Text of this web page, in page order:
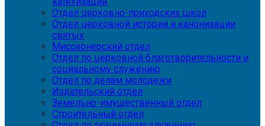
Отдел церковно-приходских школ
Отдел церковной истории и канонизации
святых
Миссионерский отдел
Отдел по церковной благотворительности и
социальному служению
Отдел по делам молодежи
Издательский отдел
Земельно-имущественный отдел
Строительный отдел